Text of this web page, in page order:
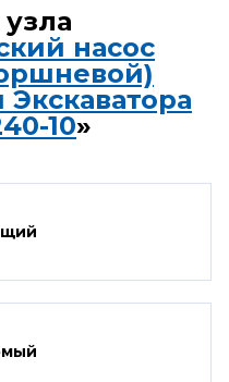
насос
10»